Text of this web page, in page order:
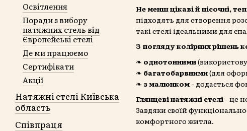
Не менш цікаві й пісочні,
підходять для створення
такі стелі ідеальними для
З погляду колірних рішень
❧ однотонними
❧ багатобарвними(для
❧ з малюнком - додається
Глянцеві натяжні стелі - це
Завдяки своїй
комфортного житла.
Освітлення
Поради з вибору
натяжних стель від
Європейські стелі
Де ми працюємо
Сертифікати
Акції
Натяжні стелі Київська
область
Співпраця